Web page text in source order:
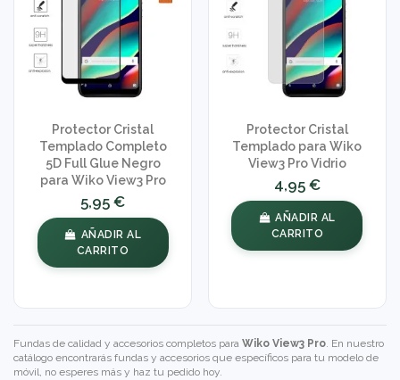
Protector Cristal
Templado Completo
5D Full Glue Negro
para Wiko View3 Pro
5,95 €
AÑADIR AL
CARRITO
Protector Cristal
Templado para Wiko
View3 Pro Vidrio
4,95 €
AÑADIR AL
CARRITO
Fundas de calidad y accesorios completos para Wiko View3 Pro. En nuestro
catálogo encontrarás fundas y accesorios que específicos para tu modelo de
móvil, no esperes más y haz tu pedido hoy.